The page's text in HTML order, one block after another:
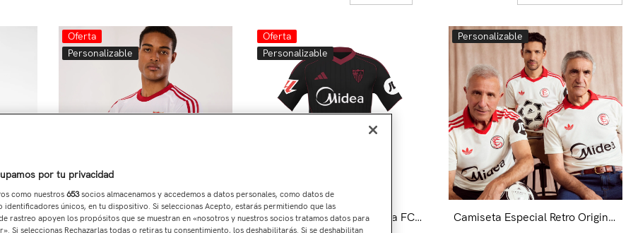
vendidos
FC
Oferta
Personalizable
Camiseta Adulto 1ª Sevilla FC
Oferta
Personalizable
Camiseta Adulto 3ª Sevilla FC
Personalizable
Camiseta Especial Retro Original
por tu privacidad
como nuestros 653socios almacenamos y accedemos a datos personales, como datos de
identificadores únicos, en tu dispositivo. Si seleccionas Acepto, estarás permitiendo que las
rastreo apoyen los propósitos que se muestran en «nosotros y nuestros socios tratamos datos para
Si seleccionas Rechazarlas todas o retiras tu consentimiento, los deshabilitarás. Si se deshabilitan